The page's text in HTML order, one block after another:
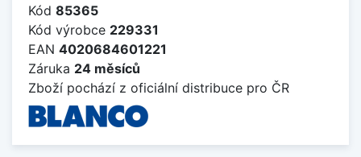
Kód 85365
Kód výrobce 229331
EAN 4020684601221
Záruka 24 měsíců
Zboží pochází z oficiální distribuce pro ČR